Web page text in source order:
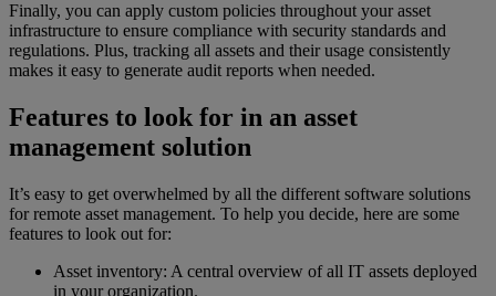
Finally, you can apply custom policies throughout your asset
infrastructure to ensure compliance with security standards and
regulations. Plus, tracking all assets and their usage consistently
makes it easy to generate audit reports when needed.
Features to look for in an asset
management solution
It’s easy to get overwhelmed by all the different software solutions
for remote asset management. To help you decide, here are some
features to look out for:
Asset inventory: A central overview of all IT assets deployed
in your organization.